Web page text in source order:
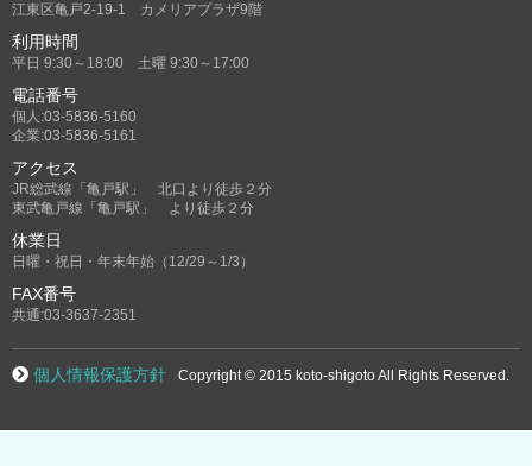
江東区亀戸2-19-1 カメリアプラザ9階
利用時間
平日 9:30～18:00 土曜 9:30～17:00
電話番号
個人:03-5836-5160
企業:03-5836-5161
アクセス
JR総武線「亀戸駅」 北口より徒歩２分
東武亀戸線「亀戸駅」 より徒歩２分
休業日
日曜・祝日・年末年始（12/29～1/3）
FAX番号
共通:03-3637-2351
個人情報保護方針 Copyright © 2015 koto-shigoto All Rights Reserved.